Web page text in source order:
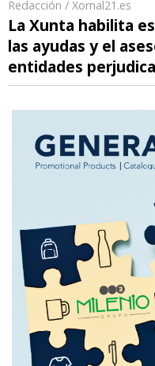
Redacción / Xornal21.es
La Xunta habilita
las ayudas y el
entidades